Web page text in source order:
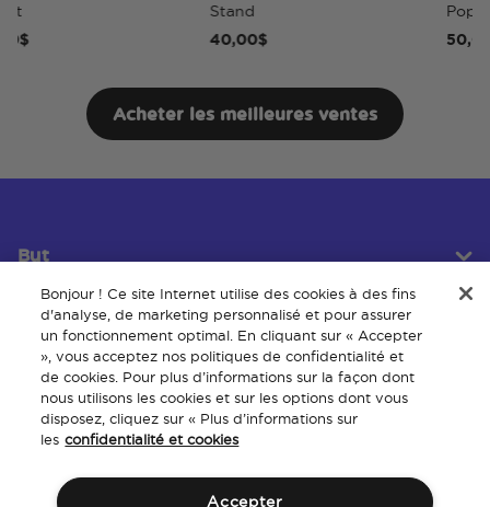
Stand
40,00$
50,00$
Acheter les meilleures ventes
But
Service client
À propos
Bonjour ! Ce site Internet utilise des cookies à des fins
d'analyse, de marketing personnalisé et pour assurer
un fonctionnement optimal. En cliquant sur « Accepter
», vous acceptez nos politiques de confidentialité et
de cookies. Pour plus d’informations sur la façon dont
nous utilisons les cookies et sur les options dont vous
disposez, cliquez sur « Plus d’informations sur
les confidentialité et cookies
Accepter